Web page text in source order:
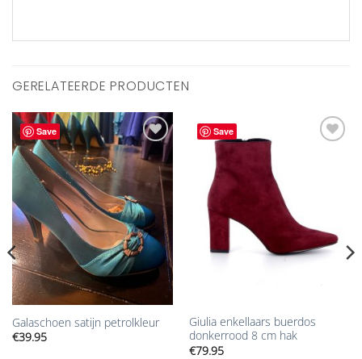
GERELATEERDE PRODUCTEN
Save
Aan
verlanglijst
toevoegen
Galaschoen satijn petrolkleur
€39.95
Save
Giulia enkellaars buerdos
donkerrood 8 cm hak
€79.95